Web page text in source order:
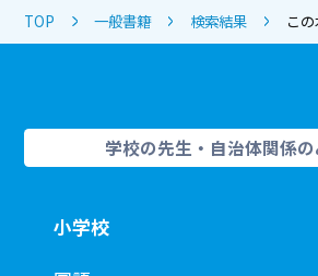
TOP 一般書籍 検索結果 こ
学校の先生・自治体関係
小学校